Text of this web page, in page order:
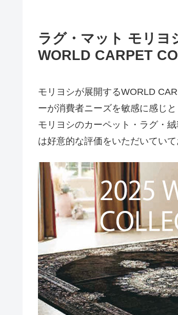
ラグ・マット モリヨ
WORLD CARPET
モリヨシが展開するWORLD
ーが消費者ニーズを敏感に感じ
モリヨシのカーペット・ラグ・
は好意的な評価をいただいてい